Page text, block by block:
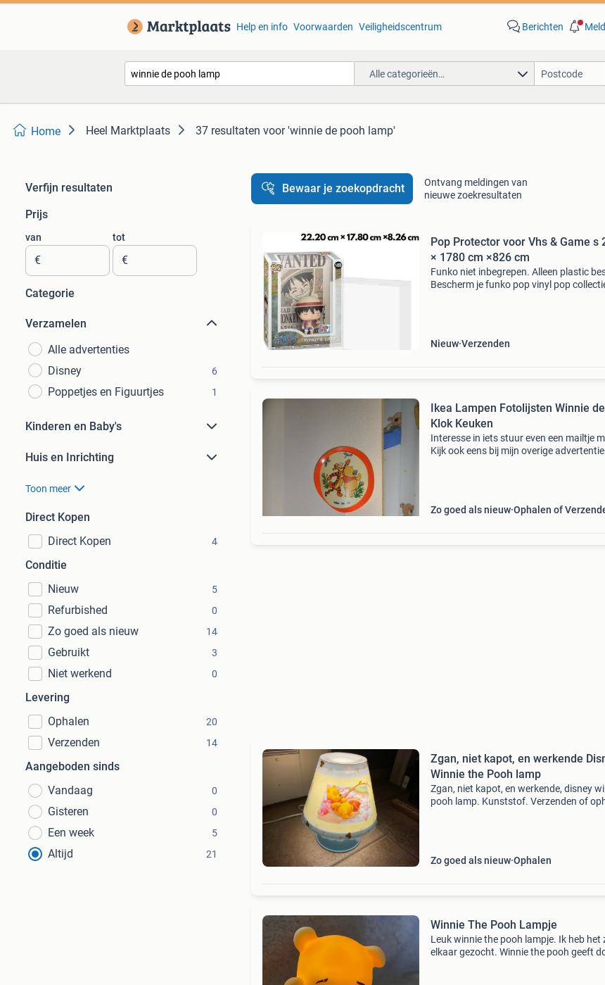
Help en info Voorwaarden Veiligheidscentrum Berichten
Alle categorieën…
Home Heel Marktplaats 37 resultaten voor 'winnie de pooh lamp'
Verfijn resultaten
Prijs
van
€
tot
€
Categorie
Verzamelen
Alle advertenties
Disney
6
Poppetjes en Figuurtjes 1
Kinderen en Baby's
Huis en Inrichting
Toon meer
Direct Kopen
Direct Kopen
4
Conditie
Nieuw
5
Refurbished 0
Zo goed als nieuw 14
Gebruikt 3
Niet werkend 0
Levering
Ophalen
20
Verzenden 14
Aangeboden sinds
Vandaag
0
Gisteren 0
Een week 5
Altijd 21
Bewaar je zoekopdracht
Ontvang meldingen van
nieuwe zoekresultaten
Pop Protector voor Vhs & Game s
× 1780 cm ×826 cm
Funko niet inbegrepen. Alleen plastic
Bescherm je funko pop vinyl pop
Nieuw Verzenden
Ikea Lampen Fotolijsten Winnie
Klok Keuken
Interesse in iets stuur even een mailtje
Kijk ook eens bij mijn overige
Zo goed als nieuw Ophalen of
Zgan, niet kapot, en werkende
Winnie the Pooh lamp
Zgan, niet kapot, en werkende, disney
pooh lamp. Kunststof. Verzenden of
Zo goed als nieuw Ophalen
Winnie The Pooh Lampje
Leuk winnie the pooh lampje. Ik heb het
elkaar gezocht. Winnie the pooh geeft